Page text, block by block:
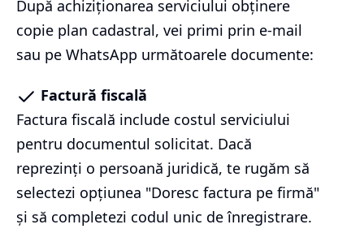
După achiziționarea serviciului obținere
copie plan cadastral, vei primi prin e-mail
sau pe WhatsApp următoarele documente:
Factură fiscală
Factura fiscală include costul serviciului
pentru documentul solicitat. Dacă
reprezinți o persoană juridică, te rugăm să
selectezi opțiunea "Doresc factura pe firmă"
și să completezi codul unic de înregistrare.